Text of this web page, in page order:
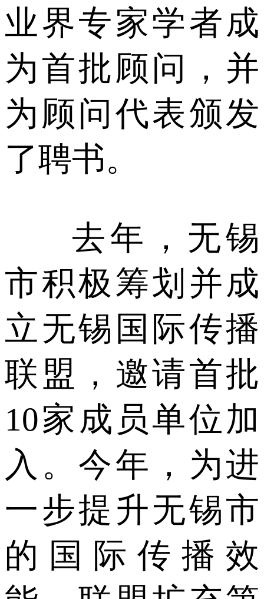
业界专家学者成
为首批顾问，并
为顾问代表颁发
了聘书。
去年，无锡
市积极筹划并成
立无锡国际传播
联盟，邀请首批
10家成员单位加
入。今年，为进
一步提升无锡市
的国际传播效